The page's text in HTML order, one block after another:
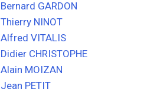
Bernard GARDON
Thierry NINOT
Alfred VITALIS
Didier CHRISTOPHE
Alain MOIZAN
Jean PETIT